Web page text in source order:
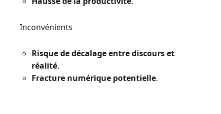
Inconvénients
Risque de décalage entre discours et
réalité.
Fracture numérique potentielle.